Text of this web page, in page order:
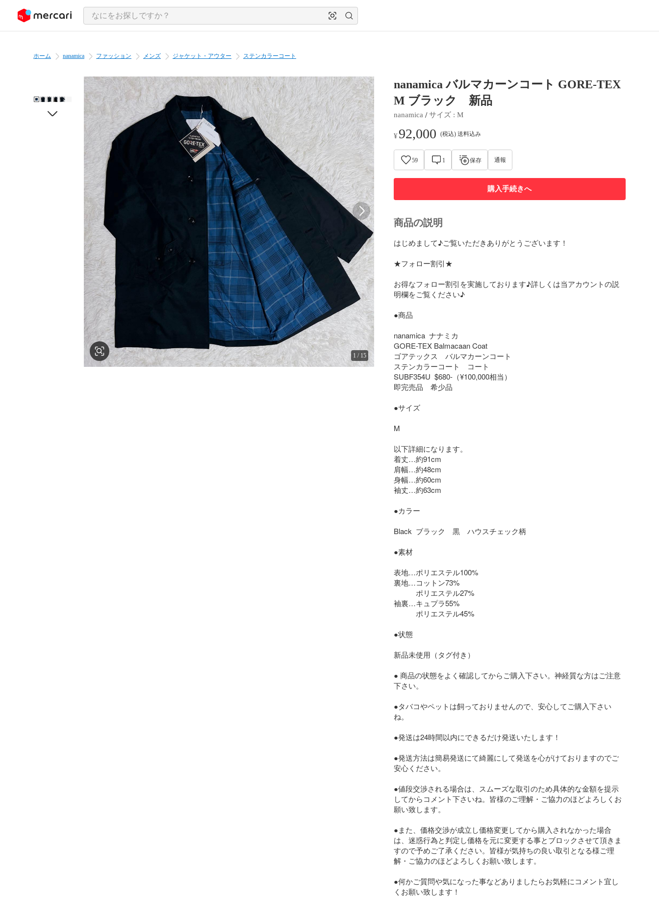
ツにスキップ
ホーム nanamica ファッション メンズ ジャケット・アウター ステンカラーコート
1 / 15
nanamica バルマカーンコート GORE-TEX
M ブラック 新品
nanamica / サイズ : M
¥ 92,000 (税込) 送料込み
59 1 保存 通報
購入手続きへ
商品の説明
はじめまして♪ご覧いただきありがとうございます！
★フォロー割引★
お得なフォロー割引を実施しております♪詳しくは当アカウントの説
明欄をご覧ください♪
●商品
nanamica  ナナミカ
GORE-TEX Balmacaan Coat
ゴアテックス　バルマカーンコート
ステンカラーコート　コート
SUBF354U  $680-（¥100,000相当）
即完売品　希少品
●サイズ
M
以下詳細になります。
着丈…約91cm
肩幅…約48cm
身幅…約60cm
袖丈…約63cm
●カラー
Black  ブラック　黒　ハウスチェック柄
●素材
表地…ポリエステル100%
裏地…コットン73%
ポリエステル27%
袖裏…キュプラ55%
ポリエステル45%
●状態
新品未使用（タグ付き）
● 商品の状態をよく確認してからご購入下さい。神経質な方はご注意
下さい。
●タバコやペットは飼っておりませんので、安心してご購入下さい
ね。
●発送は24時間以内にできるだけ発送いたします！
●発送方法は簡易発送にて綺麗にして発送を心がけておりますのでご
安心ください。
●値段交渉される場合は、スムーズな取引のため具体的な金額を提示
してからコメント下さいね。皆様のご理解・ご協力のほどよろしくお
願い致します。
●また、価格交渉が成立し価格変更してから購入されなかった場合
は、迷惑行為と判定し価格を元に変更する事とブロックさせて頂きま
すので予めご了承ください。皆様が気持ちの良い取引となる様ご理
解・ご協力のほどよろしくお願い致します。
●何かご質問や気になった事などありましたらお気軽にコメント宜し
くお願い致します！